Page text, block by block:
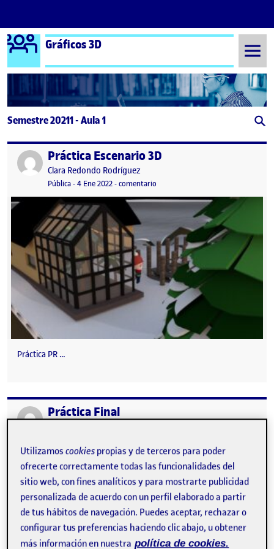
Saltar al contenido
Logo Ágora
Gráficos 3D
Semestre 20211 - Aula 1
Publicado porPráctica Escenario 3D
Publicado por
Clara Redondo Rodríguez
Visibilidad:
Pública-Fecha de publicación
4 Ene 2022-comentario
Práctica PR …
Publicado porPráctica Final
Utilizamoscookies propias y de terceros para poder
ofrecerte correctamente todas las funcionalidades del
sitio web, con fines analíticos y para mostrarte publicidad
personalizada de acuerdo con un perfil elaborado a partir
de tus hábitos de navegación. Puedes aceptar, rechazar o
configurar tus preferencias haciendo clic abajo, u obtener
más información en nuestra política de cookies.